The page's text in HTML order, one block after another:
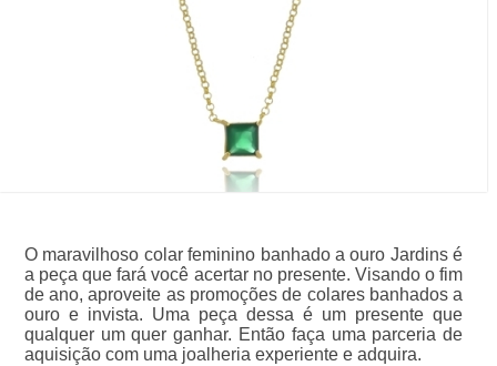
O maravilhoso colar feminino banhado a ouro Jardins é
a peça que fará você acertar no presente. Visando o fim
de ano, aproveite as promoções de colares banhados a
ouro e invista. Uma peça dessa é um presente que
qualquer um quer ganhar. Então faça uma parceria de
aquisição com uma joalheria experiente e adquira.